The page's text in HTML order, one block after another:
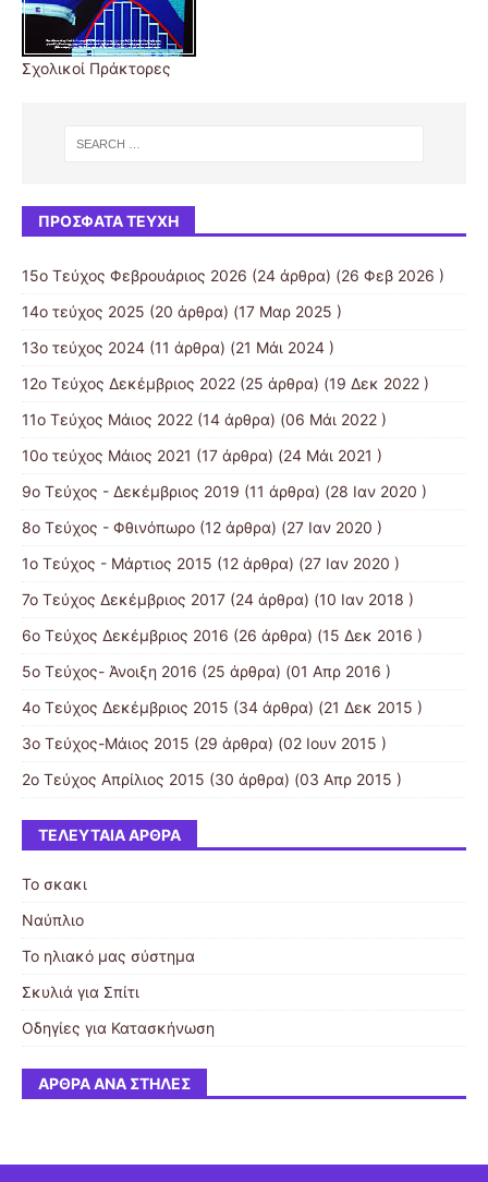
Σχολικοί Πράκτορες
ΠΡΌΣΦΑΤΑ ΤΕΎΧΗ
15ο Τεύχος Φεβρουάριος 2026 (24 άρθρα) (26 Φεβ 2026 )
14ο τεύχος 2025 (20 άρθρα) (17 Μαρ 2025 )
13ο τεύχος 2024 (11 άρθρα) (21 Μάι 2024 )
12ο Τεύχος Δεκέμβριος 2022 (25 άρθρα) (19 Δεκ 2022 )
11ο Τεύχος Μάιος 2022 (14 άρθρα) (06 Μάι 2022 )
10o τεύχος Μάιος 2021 (17 άρθρα) (24 Μάι 2021 )
9ο Τεύχος - Δεκέμβριος 2019 (11 άρθρα) (28 Ιαν 2020 )
8ο Τεύχος - Φθινόπωρο (12 άρθρα) (27 Ιαν 2020 )
1ο Τεύχος - Μάρτιος 2015 (12 άρθρα) (27 Ιαν 2020 )
7ο Τεύχος Δεκέμβριος 2017 (24 άρθρα) (10 Ιαν 2018 )
6ο Τεύχος Δεκέμβριος 2016 (26 άρθρα) (15 Δεκ 2016 )
5ο Τεύχος- Άνοιξη 2016 (25 άρθρα) (01 Απρ 2016 )
4ο Τεύχος Δεκέμβριος 2015 (34 άρθρα) (21 Δεκ 2015 )
3ο Τεύχος-Μάιος 2015 (29 άρθρα) (02 Ιουν 2015 )
2ο Τεύχος Απρίλιος 2015 (30 άρθρα) (03 Απρ 2015 )
ΤΕΛΕΥΤΑΊΑ ΆΡΘΡΑ
Το σκακι
Ναύπλιο
Το ηλιακό μας σύστημα
Σκυλιά για Σπίτι
Οδηγίες για Κατασκήνωση
ΆΡΘΡΑ ΑΝΆ ΣΤΉΛΕΣ